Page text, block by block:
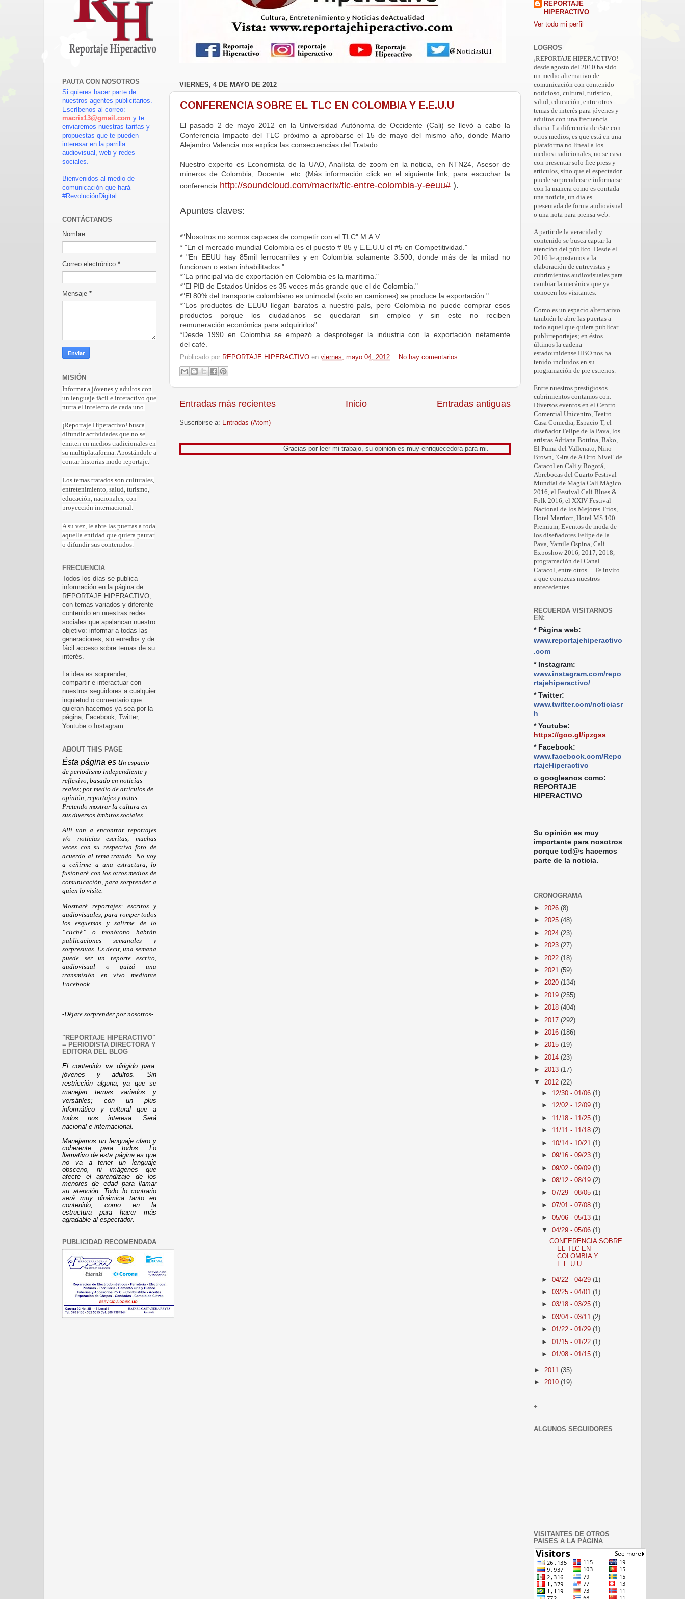
VIERNES, 4 DE MAYO DE 2012
CONFERENCIA SOBRE EL TLC EN COLOMBIA Y E.E.U.U
El pasado 2 de mayo 2012 en la Universidad Autónoma de Occidente (Cali) se llevó a cabo la
Conferencia Impacto del TLC próximo a aprobarse el 15 de mayo del mismo año, donde Mario
Alejandro Valencia nos explica las consecuencias del Tratado.
Nuestro experto es Economista de la UAO, Analísta de zoom en la noticia, en NTN24, Asesor de
mineros de Colombia, Docente...etc. (Más información click en el siguiente link, para escuchar la
conferencia http://soundcloud.com/macrix/tlc-entre-colombia-y-eeuu# ).
Apuntes claves:
*"Nosotros no somos capaces de competir con el TLC" M.A.V
* "En el mercado mundial Colombia es el puesto # 85 y E.E.U.U el #5 en Competitividad."
* "En EEUU hay 85mil ferrocarriles y en Colombia solamente 3.500, donde más de la mitad no
funcionan o estan inhabilitados."
*"La principal via de exportación en Colombia es la marítima."
*"El PIB de Estados Unidos es 35 veces más grande que el de Colombia."
*"El 80% del transporte colombiano es unimodal (solo en camiones) se produce la exportación."
*"Los productos de EEUU llegan baratos a nuestro país, pero Colombia no puede comprar esos
productos porque los ciudadanos se quedaran sin empleo y sin este no reciben
remuneración económica para adquirirlos".
*Desde 1990 en Colombia se empezó a desproteger la industria con la exportación netamente
del café.
Publicado por REPORTAJE HIPERACTIVO en viernes, mayo 04, 2012 No hay comentarios:
Entradas más recientes Entradas antiguas
Inicio
Suscribirse a: Entradas (Atom)
Gracias por leer mi trabajo, su opinión es muy enriquecedora para mi.
PAUTA CON NOSOTROS
Si quieres hacer parte de
nuestros agentes publicitarios.
Escríbenos al correo:
macrix13@gmail.com y te
enviaremos nuestras tarifas y
propuestas que te pueden
interesar en la parrilla
audiovisual, web y redes
sociales.
Bienvenidos al medio de
comunicación que hará
#RevoluciónDigital
CONTÁCTANOS
Nombre
Correo electrónico *
Mensaje *
MISIÓN
Informar a jóvenes y adultos con
un lenguaje fácil e interactivo que
nutra el intelecto de cada uno.
¡Reportaje Hiperactivo! busca
difundir actividades que no se
emiten en medios tradicionales en
su multiplataforma. Apostándole a
contar historias modo reportaje.
Los temas tratados son culturales,
entretenimiento, salud, turismo,
educación, nacionales, con
proyección internacional.
A su vez, le abre las puertas a toda
aquella entidad que quiera pautar
o difundir sus contenidos.
FRECUENCIA
Todos los días se publica
información en la página de
REPORTAJE HIPERACTIVO,
con temas variados y diferente
contenido en nuestras redes
sociales que apalancan nuestro
objetivo: informar a todas las
generaciones, sin enredos y de
fácil acceso sobre temas de su
interés.
La idea es sorprender,
compartir e interactuar con
nuestros seguidores a cualquier
inquietud o comentario que
quieran hacernos ya sea por la
página, Facebook, Twitter,
Youtube o Instagram.
ABOUT THIS PAGE
Ésta página es un espacio
de periodismo independiente y
reflexivo, basado en noticias
reales; por medio de artículos de
opinión, reportajes y notas.
Pretendo mostrar la cultura en
sus diversos ámbitos sociales.
Allí van a encontrar reportajes
y/o noticias escritas, muchas
veces con su respectiva foto de
acuerdo al tema tratado. No voy
a ceñirme a una estructura, lo
fusionaré con los otros medios de
comunicación, para sorprender a
quien lo visite.
Mostraré reportajes: escritos y
audiovisuales; para romper todos
los esquemas y salirme de lo
“cliché” o monótono habrán
publicaciones semanales y
sorpresivas. Es decir, una semana
puede ser un reporte escrito,
audiovisual o quizá una
transmisión en vivo mediante
Facebook.
-Déjate sorprender por nosotros-
"REPORTAJE HIPERACTIVO"
= PERIODISTA DIRECTORA Y
EDITORA DEL BLOG
El contenido va dirigido para:
jóvenes y adultos. Sin
restricción alguna; ya que se
manejan temas variados y
versátiles; con un plus
informático y cultural que a
todos nos interesa. Será
nacional e internacional.
Manejamos un lenguaje claro y
coherente para todos. Lo
llamativo de esta página es que
no va a tener un lenguaje
obsceno, ni imágenes que
afecte el aprendizaje de los
menores de edad para llamar
su atención. Todo lo contrario
será muy dinámica tanto en
contenido, como en la
estructura para hacer más
agradable al espectador.
PUBLICIDAD RECOMENDADA
REPORTAJE
HIPERACTIVO
Ver todo mi perfil
LOGROS
¡REPORTAJE HIPERACTIVO!
desde agosto del 2010 ha sido
un medio alternativo de
comunicación con contenido
noticioso, cultural, turístico,
salud, educación, entre otros
temas de interés para jóvenes y
adultos con una frecuencia
diaria. La diferencia de éste con
otros medios, es que está en una
plataforma no lineal a los
medios tradicionales, no se casa
con presentar solo free press y
artículos, sino que el espectador
puede sorprenderse e informarse
con la manera como es contada
una noticia, un día es
presentada de forma audiovisual
o una nota para prensa web.
A partir de la veracidad y
contenido se busca captar la
atención del público. Desde el
2016 le apostamos a la
elaboración de entrevistas y
cubrimientos audiovisuales para
cambiar la mecánica que ya
conocen los visitantes.
Como es un espacio alternativo
también le abre las puertas a
todo aquel que quiera publicar
publirreportajes; en éstos
últimos la cadena
estadounidense HBO nos ha
tenido incluidos en su
programación de pre estrenos.
Entre nuestros prestigiosos
cubrimientos contamos con:
Diversos eventos en el Centro
Comercial Unicentro, Teatro
Casa Comedia, Espacio T, el
diseñador Felipe de la Pava, los
artistas Adriana Bottina, Bako,
El Puma del Vallenato, Nino
Brown, ‘Gira de A Otro Nivel’ de
Caracol en Cali y Bogotá,
Abrebocas del Cuarto Festival
Mundial de Magia Cali Mágico
2016, el Festival Cali Blues &
Folk 2016, el XXIV Festival
Nacional de los Mejores Tríos,
Hotel Marriott, Hotel MS 100
Premium, Eventos de moda de
los diseñadores Felipe de la
Pava, Yamile Ospina, Cali
Exposhow 2016, 2017, 2018,
programación del Canal
Caracol, entre otros.... Te invito
a que conozcas nuestros
antecedentes...
RECUERDA VISITARNOS
EN:
* Página web:
www.reportajehiperactivo
.com
* Instagram:
www.instagram.com/repo
rtajehiperactivo/
* Twitter:
www.twitter.com/noticiasr
h
* Youtube:
https://goo.gl/ipzgss
* Facebook:
www.facebook.com/Repo
rtajeHiperactivo
o googleanos como:
REPORTAJE
HIPERACTIVO
Su opinión es muy
importante para nosotros
porque tod@s hacemos
parte de la noticia.
CRONOGRAMA
► 2026 (8)
► 2025 (48)
► 2024 (23)
► 2023 (27)
► 2022 (18)
► 2021 (59)
► 2020 (134)
► 2019 (255)
► 2018 (404)
► 2017 (292)
► 2016 (186)
► 2015 (19)
► 2014 (23)
► 2013 (17)
▼ 2012 (22)
► 12/30 - 01/06(1)
► 12/02 - 12/09(1)
► 11/18 - 11/25(1)
► 11/11 - 11/18(2)
► 10/14 - 10/21(1)
►09/16 - 09/23(1)
►09/02 - 09/09(1)
►08/12 - 08/19(2)
►07/29 - 08/05(1)
►07/01 - 07/08(1)
►05/06 - 05/13(1)
▼04/29 - 05/06(1)
CONFERENCIA SOBRE
EL TLC EN
COLOMBIA Y
E.E.U.U
►04/22 - 04/29(1)
►03/25 - 04/01(1)
►03/18 - 03/25(1)
►03/04 - 03/11(2)
►01/22 - 01/29(1)
►01/15 - 01/22(1)
►01/08 - 01/15(1)
► 2011 (35)
► 2010 (19)
+
ALGUNOS SEGUIDORES
VISITANTES DE OTROS
PAISES A LA PÁGINA